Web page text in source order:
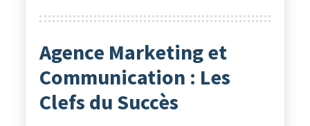
Agence Marketing et
Communication : Les
Clefs du Succès